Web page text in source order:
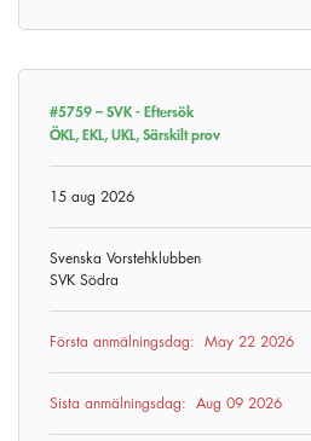
#5759 –SVK - Eftersök
ÖKL, EKL, UKL, Särskilt prov
15 aug 2026
Svenska Vorstehklubben
SVK Södra
Första anmälningsdag: May 22 2026
Sista anmälningsdag: Aug 09 2026